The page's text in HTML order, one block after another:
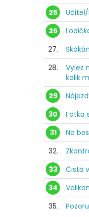
25
26
27.
28.
Vylez
kolik
29
30
Fotka
31
Na
32.
33
Čistá
34
35.